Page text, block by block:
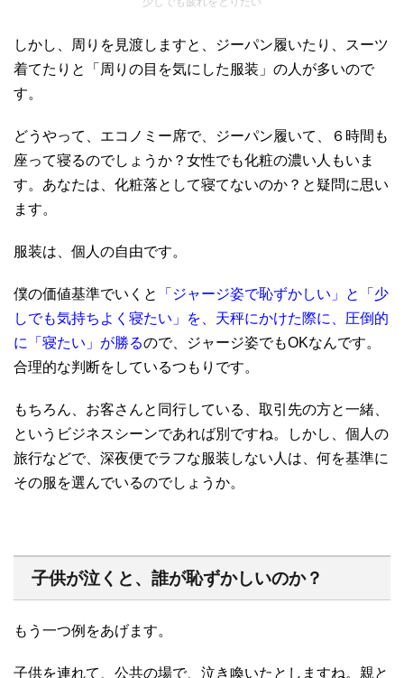
しかし、周りを見渡しますと、ジーパン履いたり、スーツ
着てたりと「周りの目を気にした服装」の人が多いので
す。
どうやって、エコノミー席で、ジーパン履いて、６時間も
座って寝るのでしょうか？女性でも化粧の濃い人もいま
す。あなたは、化粧落として寝てないのか？と疑問に思い
ます。
服装は、個人の自由です。
僕の価値基準でいくと
「ジャージ姿で恥ずかしい」と「少
しでも気持ちよく寝たい」を、天秤にかけた際に、圧倒的
に「寝たい」が勝るので、ジャージ姿でもOKなんです。
合理的な判断をしているつもりです。
もちろん、お客さんと同行している、取引先の方と一緒、
というビジネスシーンであれば別ですね。しかし、個人の
旅行などで、深夜便でラフな服装しない人は、何を基準に
その服を選んでいるのでしょうか。
子供が泣くと、誰が恥ずかしいのか？
もう一つ例をあげます。
子供を連れて、公共の場で、泣き喚いたとしますね。親と